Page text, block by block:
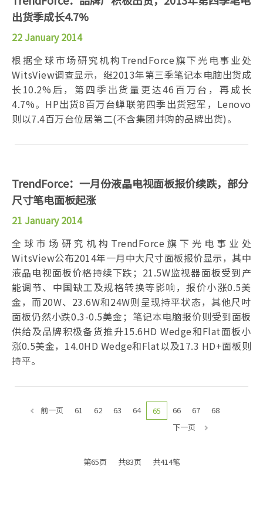
出货季成长4.7%
22 January 2014
根据全球市场研究机构TrendForce旗下光电事业处
WitsView调查显示，继2013年第三季笔记本电脑出货成
长10.2%后，第四季出货量更达46百万台，再成长
4.7%。HP出货8百万台蝉联第四季出货冠军，Lenovo
则以7.4百万台位居第二(不含集团并购的品牌出货)。
TrendForce：一月份液晶电视面板报价续跌，部分
尺寸笔电面板起涨
21 January 2014
全球市场研究机构TrendForce旗下光电事业处
WitsView公布2014年一月中大尺寸面板报价显示，其中
液晶电视面板价格持续下跌；21.5W监视器面板受到产
能调节、中国缺工及规格转换等影响，报价小涨0.5美
金，而20W、23.6W和24W则呈现持平状态，其他尺吋
面板仍然小跌0.3-0.5美金；笔记本电脑报价则受到面板
供给及品牌积极备货推升15.6HD Wedge和Flat面板小
涨0.5美金，14.0HD Wedge和Flat以及17.3 HD+面板则
持平。
前一页 61 62 63 64 65 66 67
68
下一页
第65页 共83页 共414笔